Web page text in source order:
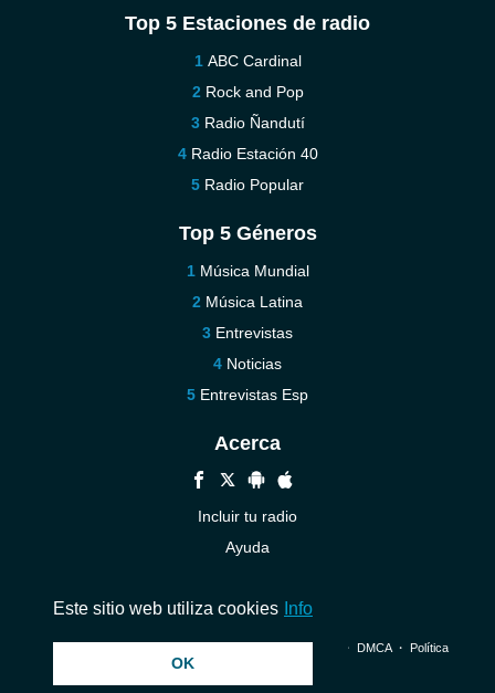
Top 5 Estaciones de radio
ABC Cardinal
Rock and Pop
Radio Ñandutí
Radio Estación 40
Radio Popular
Top 5 Géneros
Música Mundial
Música Latina
Entrevistas
Noticias
Entrevistas Esp
Acerca
Incluir tu radio
Ayuda
© 2026 InstantAudio. Reservados todos los derechos. ・ DMCA・ Política
Este sitio web utiliza cookies Info
OK